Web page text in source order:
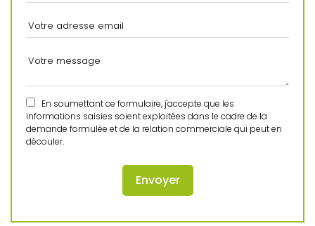
En soumettant ce formulaire, j'accepte que les
informations saisies soient exploitées dans le cadre de la
demande formulée et de la relation commerciale qui peut en
découler.